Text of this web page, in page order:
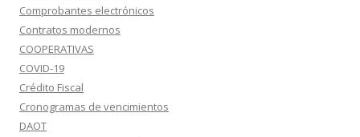
Comprobantes electrónicos
Contratos modernos
COOPERATIVAS
COVID-19
Crédito Fiscal
Cronogramas de vencimientos
DAOT